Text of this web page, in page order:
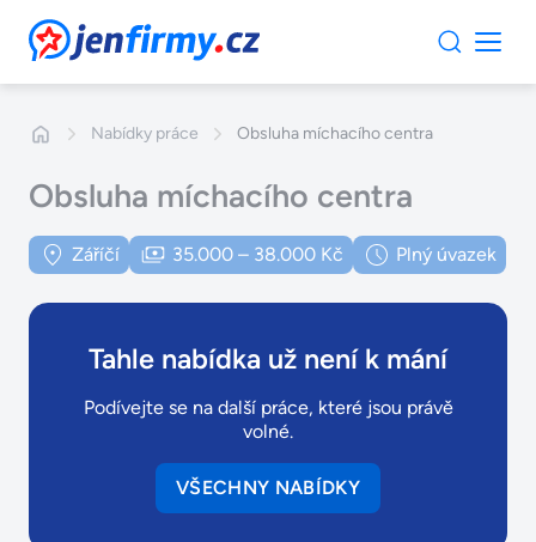
JenFirmy.cz
Nabídky práce Obsluha míchacího centra
Obsluha míchacího centra
Záříčí 35.000 – 38.000 Kč Plný úvazek
Tahle nabídka už není k mání
Podívejte se na další práce, které jsou právě
volné.
VŠECHNY NABÍDKY